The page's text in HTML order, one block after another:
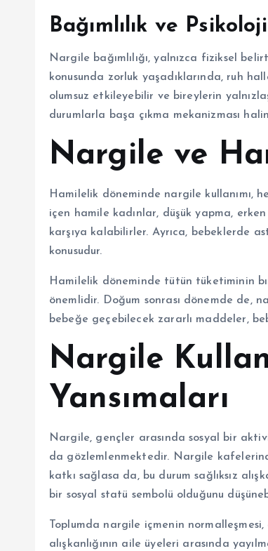
Bağımlılık ve
Nargile bağımlılığı, yalnızca fiziksel
konusunda zorluk yaşadıklarında, ruh
olumsuz etkileyebilir ve bireylerin
durumlarla başa çıkma mekanizması
Nargile ve
Hamilelik döneminde nargile kullanımı,
içen hamile kadınlar, düşük yapma,
karşıya kalabilirler. Ayrıca, bebeklerde
konusudur.
Hamilelik döneminde tütün tüketiminin
önemlidir. Doğum sonrası dönemde de,
bebeğe geçebilecek zararlı maddeler,
Nargile
Yansımaları
Nargile, gençler arasında sosyal bir
da gözlemlenmektedir. Nargile
katkı sağlasa da, bu durum sağlıksız
bir sosyal statü sembolü olduğunu
Toplumda nargile içmenin
alışkanlığının aile üyeleri arasında